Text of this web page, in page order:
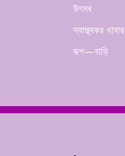
উৎসব
স্বাস্থ্যকর খাবার
রূপ—বাড়ি